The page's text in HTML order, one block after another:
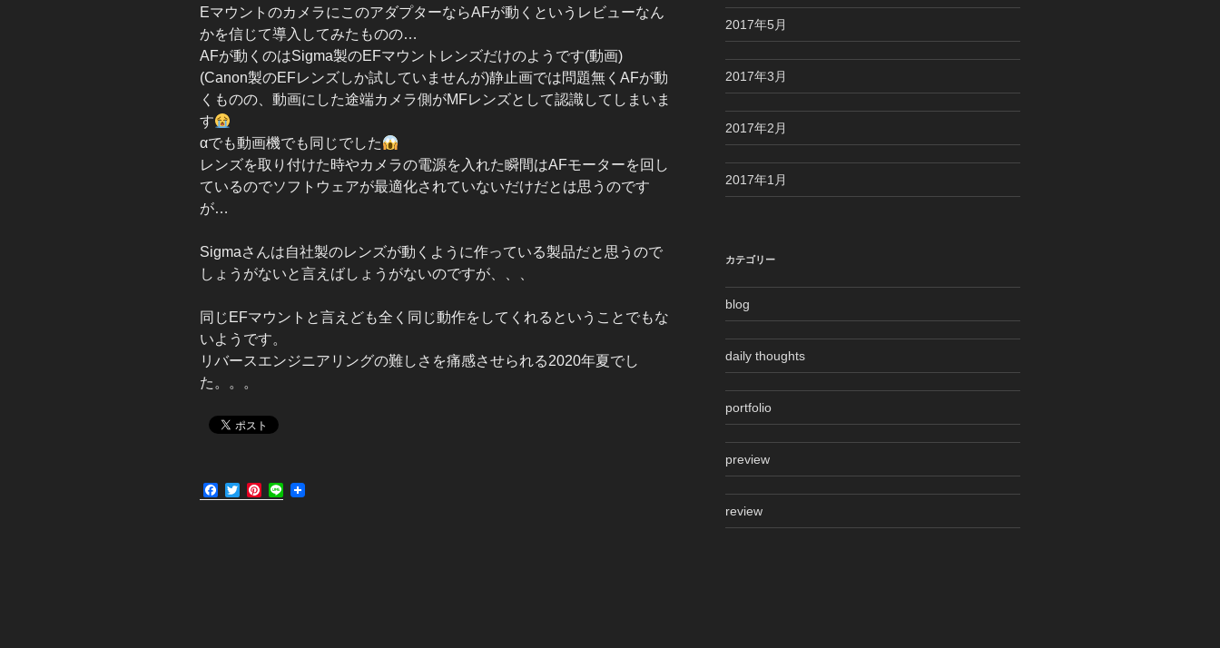
EマウントのカメラにこのアダプターならAFが動くというレビューなん
かを信じて導入してみたものの…
AFが動くのはSigma製のEFマウントレンズだけのようです(動画)
(Canon製のEFレンズしか試していませんが)静止画では問題無くAFが動
くものの、動画にした途端カメラ側がMFレンズとして認識してしまいま
す
αでも動画機でも同じでした
レンズを取り付けた時やカメラの電源を入れた瞬間はAFモーターを回し
ているのでソフトウェアが最適化されていないだけだとは思うのです
が…
Sigmaさんは自社製のレンズが動くように作っている製品だと思うので
しょうがないと言えばしょうがないのですが、、、
同じEFマウントと言えども全く同じ動作をしてくれるということでもな
いようです。
リバースエンジニアリングの難しさを痛感させられる2020年夏でし
た。。。
F
a
T
w
P
i
L
2017年5月
2017年3月
2017年2月
2017年1月
カテゴリー
blog
daily thoughts
portfolio
preview
review